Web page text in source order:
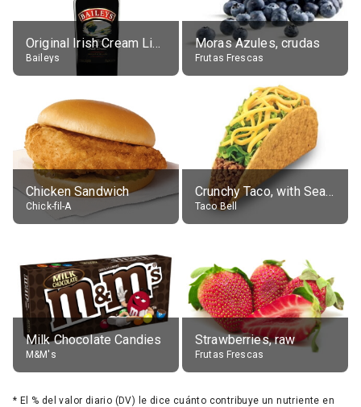
Original Irish Cream Liqueur (17% alc.)
Baileys
Moras Azules, crudas
Frutas Frescas
Chicken Sandwich
Chick-fil-A
Crunchy Taco, with Seasoned Beef
Taco Bell
Milk Chocolate Candies
M&M's
Strawberries, raw
Frutas Frescas
* El % del valor diario (DV) le dice cuánto contribuye un nutriente en